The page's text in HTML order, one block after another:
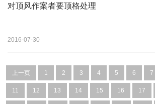
对顶风作案者要顶格处理
2016-07-30
上一页 1 2 3 4 5 6 7
11 12 13 14 15 16 17